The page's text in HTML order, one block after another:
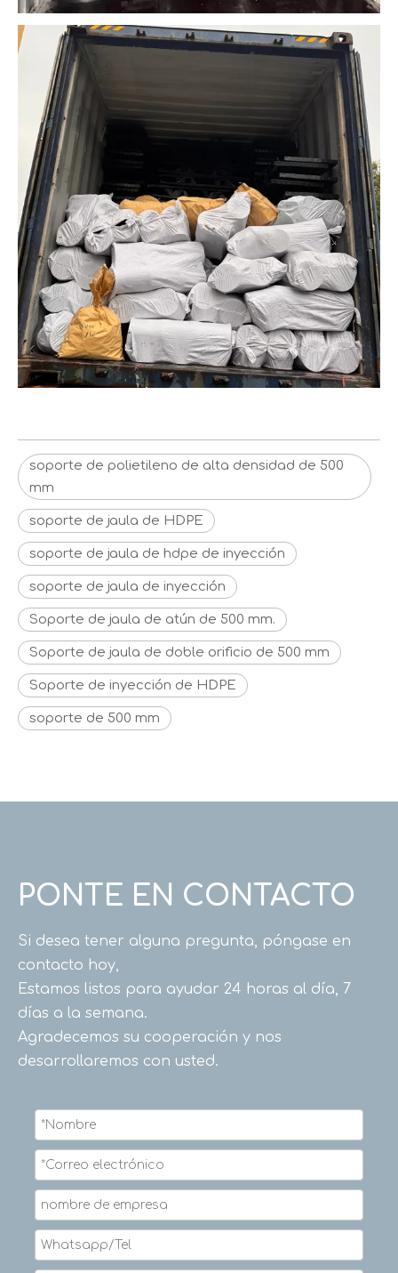
soporte de polietileno de alta densidad de 500
mm
soporte de jaula de HDPE
soporte de jaula de hdpe de inyección
soporte de jaula de inyección
Soporte de jaula de atún de 500 mm.
Soporte de jaula de doble orificio de 500 mm
Soporte de inyección de HDPE
soporte de 500 mm
PONTE EN CONTACTO
Si desea tener alguna pregunta, póngase en
contacto hoy,
Estamos listos para ayudar 24 horas al día, 7
días a la semana.
Agradecemos su cooperación y nos
desarrollaremos con usted.